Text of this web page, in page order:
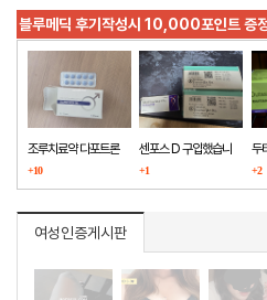
블루메딕 후기작성시 10,000포인트 증
조루치료약 다포트론
구매했습니다
+10
센포스 D 구입했습니
다
+1
두
+2
여성인증게시판